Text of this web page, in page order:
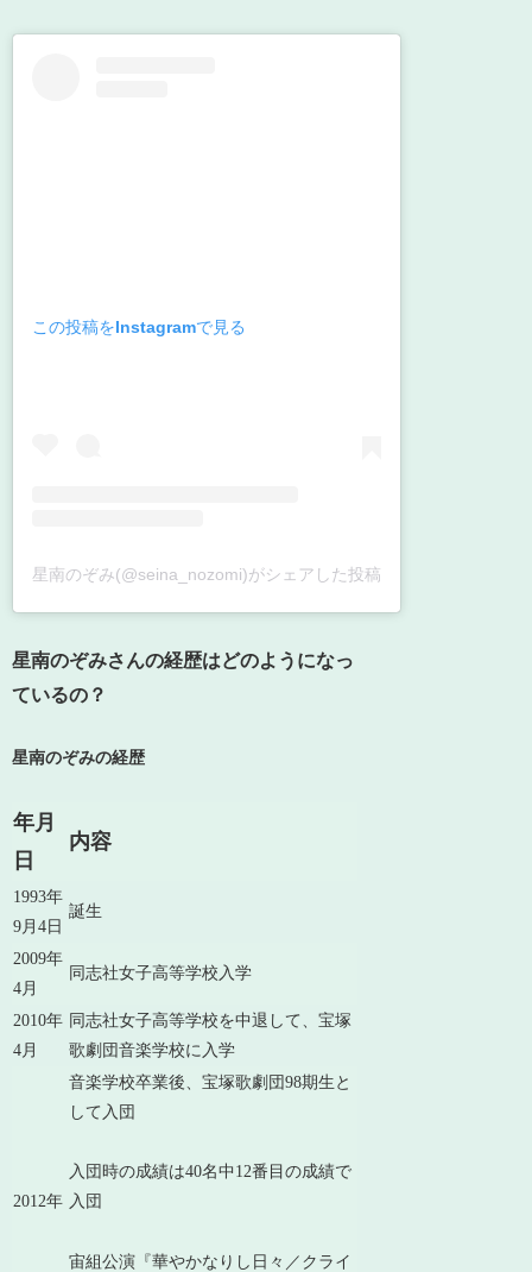
この投稿をInstagramで見る
星南のぞみ(@seina_nozomi)がシェアした投稿
星南のぞみさんの経歴はどのようになっ
ているの？
星南のぞみの経歴
年月
日
内容
1993年
9月4日
誕生
2009年
4月
同志社女子高等学校入学
2010年
4月
同志社女子高等学校を中退して、宝塚
歌劇団音楽学校に入学
2012年
音楽学校卒業後、宝塚歌劇団98期生と
して入団
入団時の成績は40名中12番目の成績で
入団
宙組公演『華やかなりし日々／クライ